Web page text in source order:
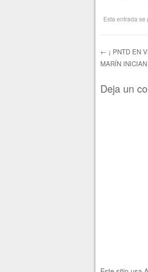
Esta entrada se
← ¡ PNTD EN
MARÍN
Deja un